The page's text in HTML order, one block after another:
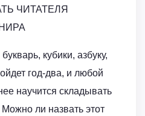
ЧИТАТЕЛЯ
кубики, азбуку,
год-два, и любой
научится складывать
ли назвать этот